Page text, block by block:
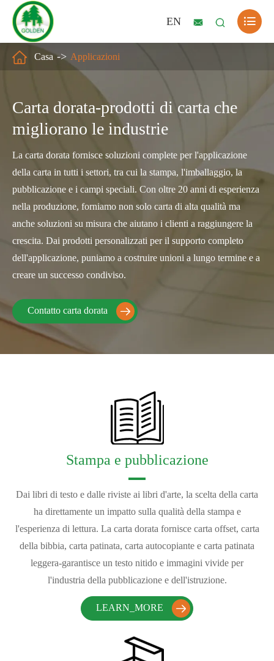
EN   
Carta dorata-prodotti di carta che
migliorano le industrie
La carta dorata fornisce soluzioni complete per l'applicazione
della carta in tutti i settori, tra cui la stampa, l'imballaggio, la
pubblicazione e i campi speciali. Con oltre 20 anni di esperienza
nella produzione, forniamo non solo carta di alta qualità ma
anche soluzioni su misura che aiutano i clienti a raggiungere la
crescita. Dai prodotti personalizzati per il supporto completo
dell'applicazione, puniamo a costruire unioni a lungo termine e a
creare un successo condiviso.
Contatto carta dorata 
 Casa Applicazioni
Stampa e pubblicazione
Dai libri di testo e dalle riviste ai libri d'arte, la scelta della carta
ha direttamente un impatto sulla qualità della stampa e
l'esperienza di lettura. La carta dorata fornisce carta offset, carta
della bibbia, carta patinata, carta autocopiante e carta patinata
leggera-garantisce un testo nitido e immagini vivide per
l'industria della pubblicazione e dell'istruzione.
LEARN_MORE 